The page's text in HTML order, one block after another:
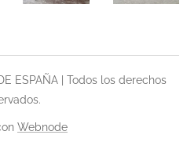
ESPAÑA | Todos los derechos
Webnode